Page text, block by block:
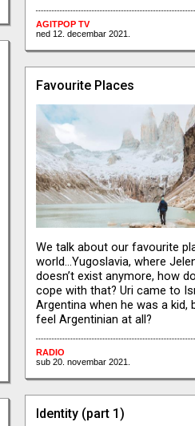
AGITPOP TV
ned 12. decembar 2021.
Favourite Places
We talk about our favourite
world…Yugoslavia, where
doesn’t exist anymore, how
cope with that? Uri came to
Argentina when he was a kid,
feel Argentinian at all?
RADIO
sub 20. novembar 2021.
Identity (part 1)